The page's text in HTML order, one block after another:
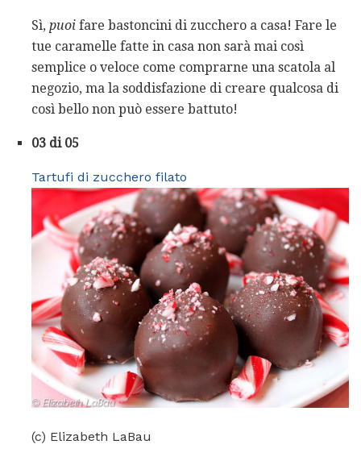
Sì, puoi fare bastoncini di zucchero a casa! Fare le
tue caramelle fatte in casa non sarà mai così
semplice o veloce come comprarne una scatola al
negozio, ma la soddisfazione di creare qualcosa di
così bello non può essere battuto!
03 di 05
Tartufi di zucchero filato
(c) Elizabeth LaBau